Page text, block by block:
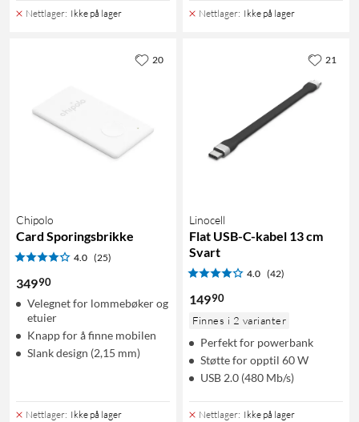
Nettlager: Ikke på lager Nettlager: Ikke på lager
Chipolo
Card Sporingsbrikke
4.0 (25)
34990
Velegnet for lommebøker og
etuier
Knapp for å finne mobilen
Slank design (2,15 mm)
Nettlager: Ikke på lager
20
Linocell
Flat USB-C-kabel 13 cm
Svart
4.0 (42)
14990
Finnes i 2 varianter
Perfekt for powerbank
Støtte for opptil 60 W
USB 2.0 (480 Mb/s)
Nettlager: Ikke på lager
21